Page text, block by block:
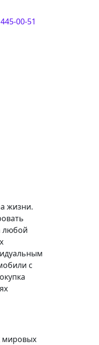
00-51
жизни.
любой
с
мировых